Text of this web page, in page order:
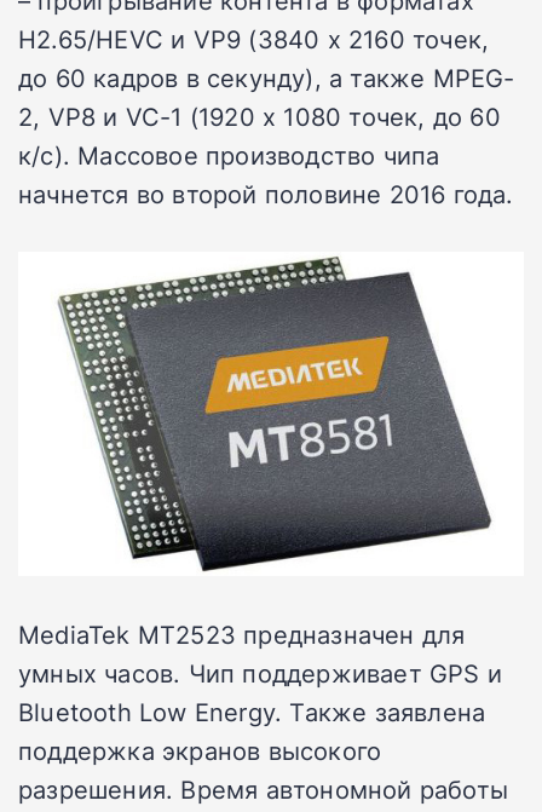
H2.65/HEVC и VP9 (3840 x 2160 точек,
до 60 кадров в секунду), а также MPEG-
2, VP8 и VC-1 (1920 x 1080 точек, до 60
к/с). Массовое производство чипа
начнется во второй половине 2016 года.
MediaTek MT2523 предназначен для
умных часов. Чип поддерживает GPS и
Bluetooth Low Energy. Также заявлена
поддержка экранов высокого
разрешения. Время автономной работы